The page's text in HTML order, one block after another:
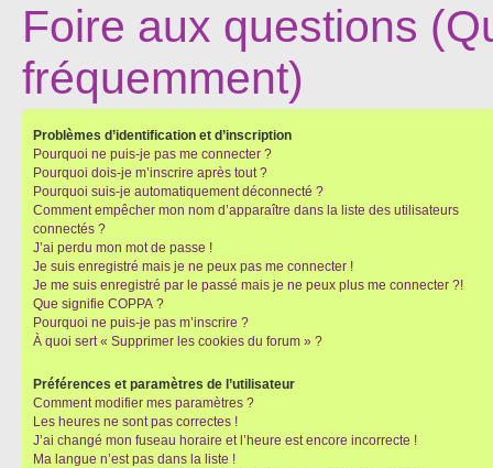
Foire aux questions
fréquemment)
Problèmes d’identification et d’inscription
Pourquoi ne puis-je pas me connecter ?
Pourquoi dois-je m’inscrire après tout ?
Pourquoi suis-je automatiquement déconnecté ?
Comment empêcher mon nom d’apparaître dans la liste des utilisateurs
connectés ?
J’ai perdu mon mot de passe !
Je suis enregistré mais je ne peux pas me connecter !
Je me suis enregistré par le passé mais je ne peux plus me connecter ?!
Que signifie COPPA ?
Pourquoi ne puis-je pas m’inscrire ?
À quoi sert « Supprimer les cookies du forum » ?
Préférences et paramètres de l’utilisateur
Comment modifier mes paramètres ?
Les heures ne sont pas correctes !
J’ai changé mon fuseau horaire et l’heure est encore incorrecte !
Ma langue n’est pas dans la liste !